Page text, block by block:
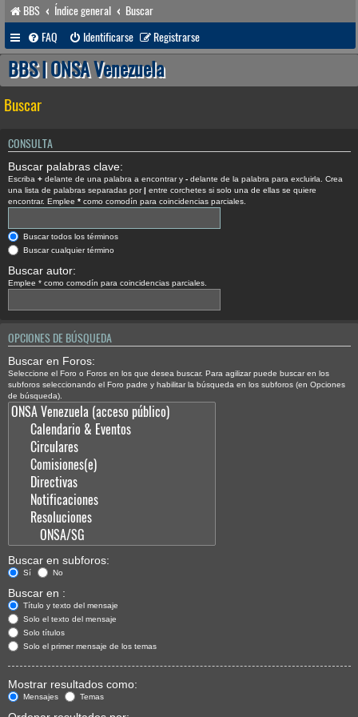
BBS Índice general
Buscar
FAQ
Identificarse Registrarse
BBS | ONSA Venezuela
Buscar
CONSULTA
Buscar palabras clave:
Escriba + delante de una palabra a encontrar y - delante de la palabra para excluirla. Crea
una lista de palabras separadas por| entre corchetes si solo una de ellas se quiere
encontrar. Emplee * como comodín para coincidencias parciales.
Buscar todos los términos
Buscar cualquier término
Buscar autor:
Emplee * como comodín para coincidencias parciales.
OPCIONES DE BÚSQUEDA
Buscar en Foros:
Seleccione el Foro o Foros en los que desea buscar. Para agilizar puede buscar en los
subforos seleccionando el Foro padre y habilitar la búsqueda en los subforos (en Opciones
de búsqueda).
Buscar en subforos:
Sí No
Buscar en :
Título y texto del mensaje
Solo el texto del mensaje
Solo títulos
Solo el primer mensaje de los temas
Mostrar resultados como:
Mensajes Temas